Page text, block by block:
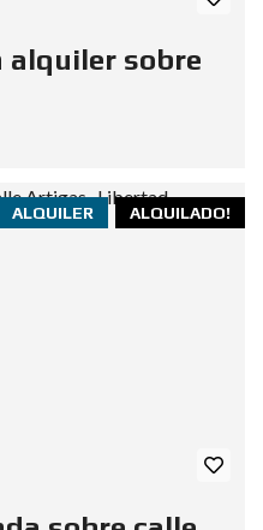
alquiler sobre
ALQUILADO!
ALQUILER